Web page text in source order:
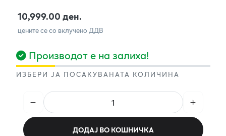
10,999.00 ден.
цените се со вклучено ДДВ
Производот е на залиха!
ИЗБЕРИ ЈА ПОСАКУВАНАТА КОЛИЧИНА
ДОДАЈ ВО КОШНИЧКА